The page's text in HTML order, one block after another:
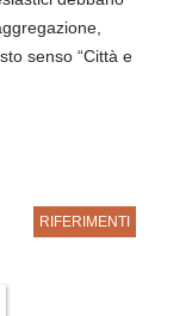
senso “Città e
RIFERIMENTI